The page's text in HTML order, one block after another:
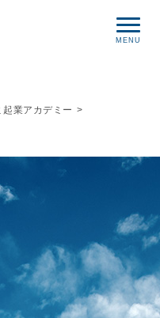
起業アカデミー >